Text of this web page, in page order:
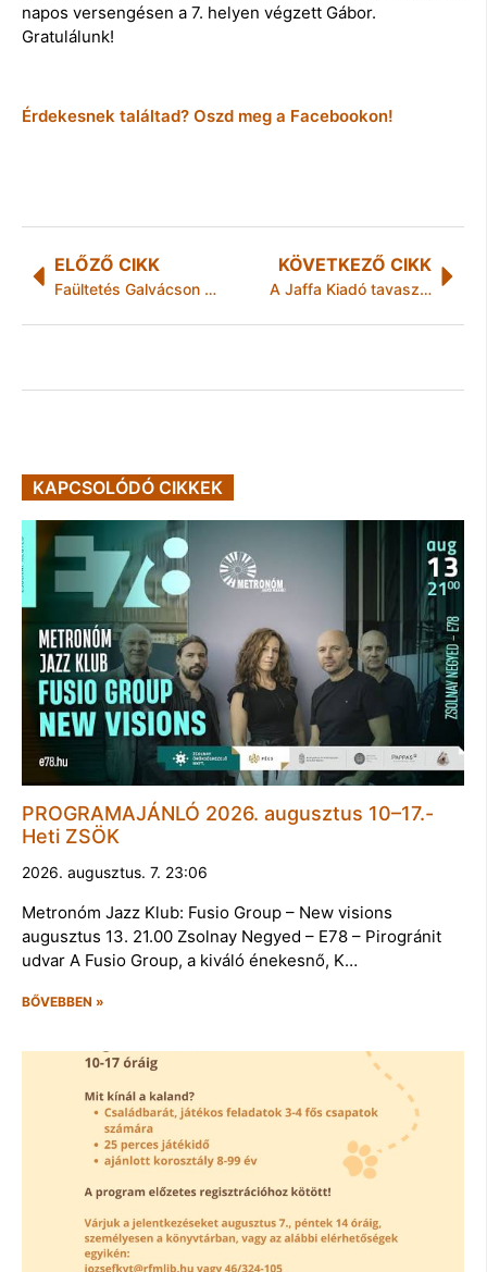
napos versengésen a 7. helyen végzett Gábor.
Gratulálunk!
Érdekesnek találtad? Oszd meg a Facebookon!
ELŐZŐ CIKK
Faültetés Galvácson a Föld órája tiszteletére
KÖVETKEZŐ CIKK
A Jaffa Kiadó tavaszi újdonságai
KAPCSOLÓDÓ CIKKEK
PROGRAMAJÁNLÓ 2026. augusztus 10–17.-
Heti ZSÖK
2026. augusztus. 7. 23:06
Metronóm Jazz Klub: Fusio Group – New visions
augusztus 13. 21.00 Zsolnay Negyed – E78 – Pirogránit
udvar A Fusio Group, a kiváló énekesnő, K…
BŐVEBBEN »